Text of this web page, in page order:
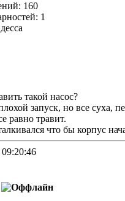
160
1
такой насос?
запуск, но все суха,
равно травит.
что бы корпус